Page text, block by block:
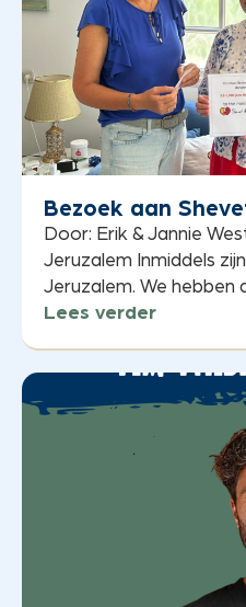
Bezoek aan
Door: Erik & Jannie
Jeruzalem Inmiddels
Jeruzalem. We hebben
Lees verder